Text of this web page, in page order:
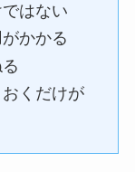
はない
かかる
くだけが